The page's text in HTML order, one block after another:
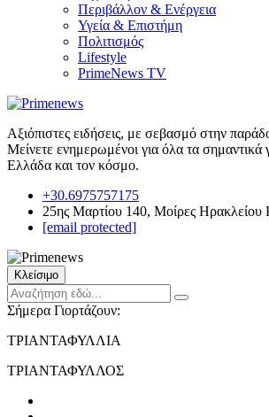
Περιβάλλον & Ενέργεια
Υγεία & Επιστήμη
Πολιτισμός
Lifestyle
PrimeNews TV
Αξιόπιστες ειδήσεις, με σεβασμό στην
Μείνετε ενημερωμένοι για όλα τα σημαντικά
Ελλάδα και τον κόσμο.
+30.6975757175
25ης Μαρτίου 140, Μοίρες Ηρακλείου
[email protected]
Κλείσιμο
Σήμερα Γιορτάζουν:
ΤΡΙΑΝΤΑΦΥΛΛΙΑ
ΤΡΙΑΝΤΑΦΥΛΛΟΣ